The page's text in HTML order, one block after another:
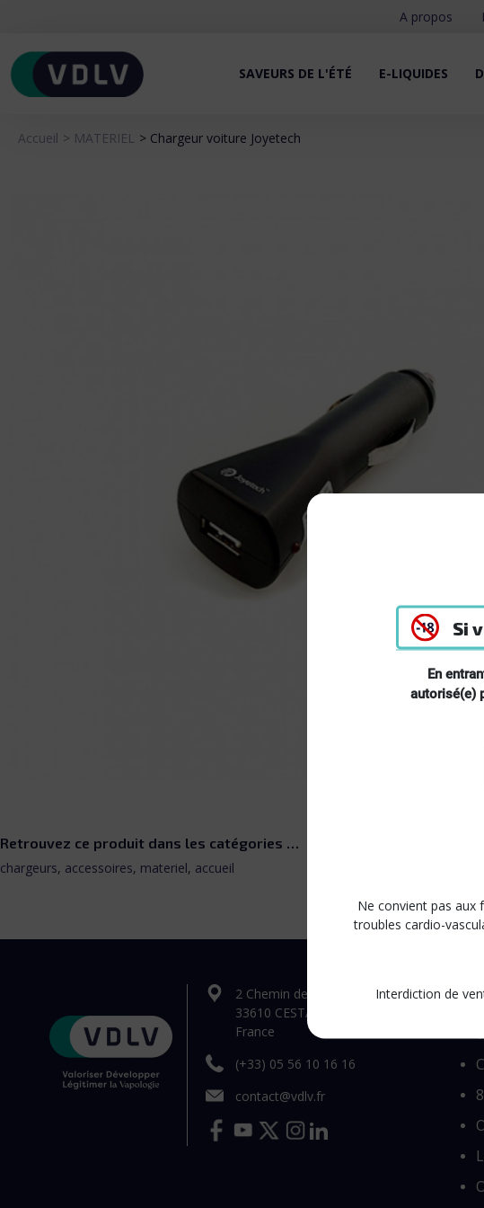
Si
En
autorisé(e)
Ne convient pas aux
troubles cardio-
Interdiction de
A propos
SAVEURS DE L'ÉTÉ E-LIQUIDES
Accueil MATERIEL Chargeur voiture Joyetech
Retrouvez ce produit dans les catégories …
chargeurs, accessoires, materiel, accueil
2 Chemin des Arestieux
33610 CESTAS
France
(+33) 05 56 10 16 16
contact@vdlv.fr